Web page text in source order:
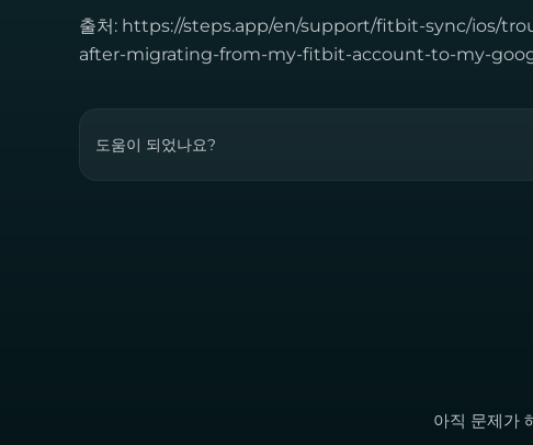
출처: https://steps.app/en/support/fitbit-sync/ios/
after-migrating-from-my-fitbit-account-to-my-
도움이 되었나요?
아직 문제가